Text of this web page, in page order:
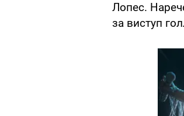
Лопес.
за виступ